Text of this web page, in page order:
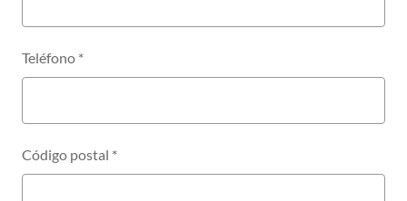
Teléfono *
Código postal *